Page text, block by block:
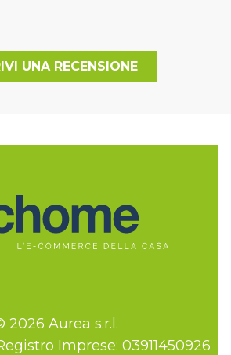
UNA RECENSIONE
2026 Aurea s.r.l.
Imprese: 03911450926